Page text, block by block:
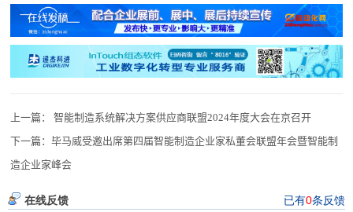
上一篇：
智能制造系统解决方案供应商联盟2024年度大会在京召开
下一篇：毕马威受邀出席第四届智能制造企业家私董会联盟年会暨智能制
造企业家峰会